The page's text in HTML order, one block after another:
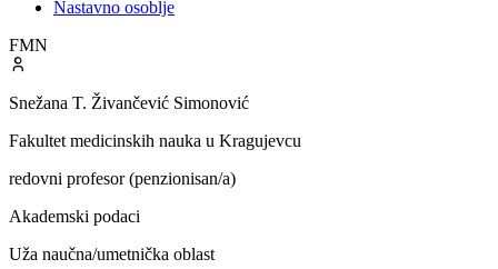
Nastavno osoblje
FMN
Snežana T. Živančević Simonović
Fakultet medicinskih nauka u Kragujevcu
redovni profesor(penzionisan/a)
Akademski podaci
Uža naučna/umetnička oblast